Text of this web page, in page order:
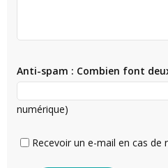
Anti-spam : Combien font
numérique)
Recevoir un e-mail en cas de